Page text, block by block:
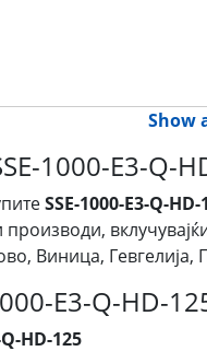
Show
1000-E3-Q-
SSE-1000-E3-Q-HD-
производи,
Виница,
E3-Q-HD-
HD-125